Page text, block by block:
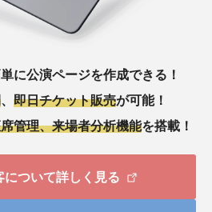
に公演ページを作成できる！
即日チケット販売が可能！
管理、来場者分析機能を搭載！
について詳しく見る